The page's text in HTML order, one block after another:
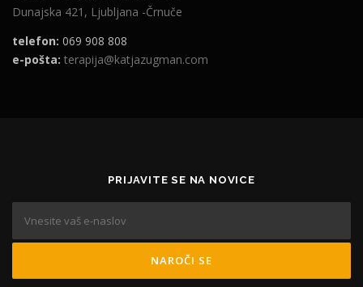
Dunajska 421, Ljubljana -Črnuče
telefon: 069 908 808
e-pošta: terapija@katjazugman.com
PRIJAVITE SE NA NOVICE